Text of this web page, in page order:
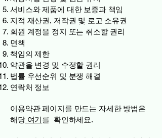
서비스와 제품에 대한 보증과 책임
지적 재산권, 저작권 및 로고 소유권
회원 계정을 정지 또는 취소할 권리
면책
책임의 제한
약관을 변경 및 수정할 권리
법률 우선순위 및 분쟁 해결
연락처 정보
이용약관 페이지를 만드는 자세한 방법은
해당여기를 확인하세요.